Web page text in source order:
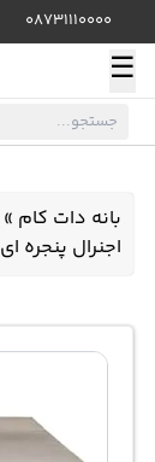
08731110000
☰
بانه دات کام »
اجنرال پنجره ای 18000 موتور کاوازاکی AOGR18AHT سرد